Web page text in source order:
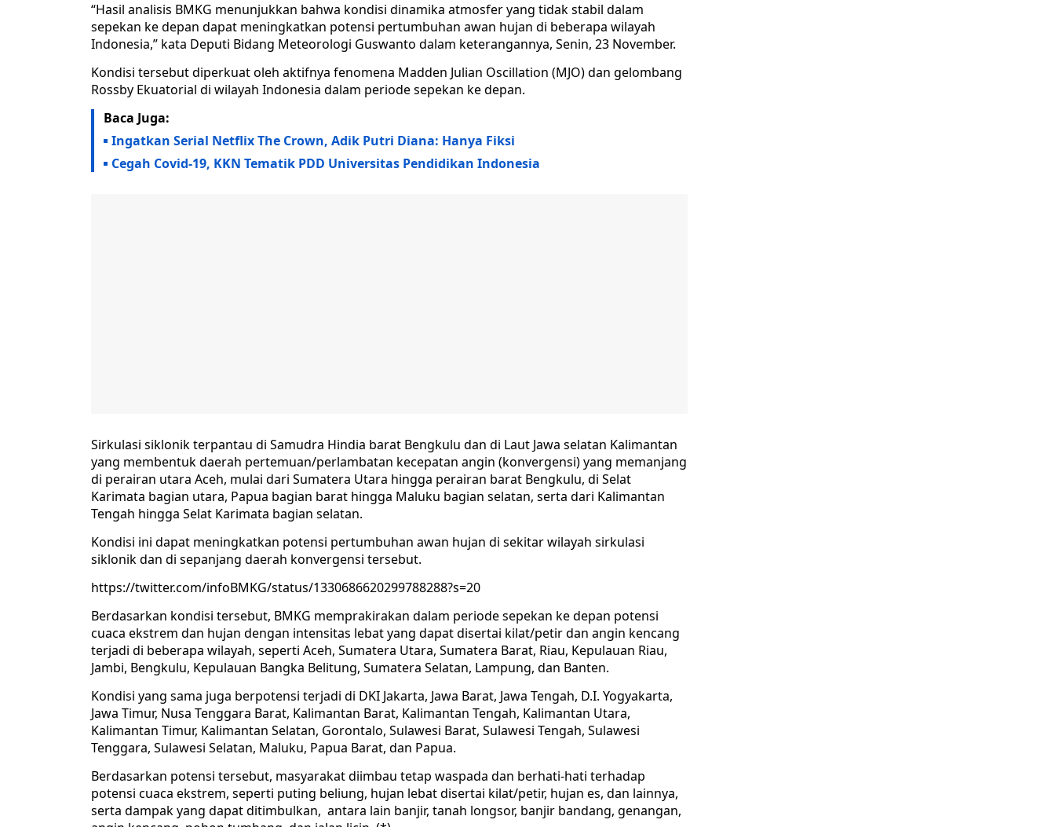
“Hasil analisis BMKG menunjukkan bahwa kondisi dinamika atmosfer yang tidak stabil dalam
sepekan ke depan dapat meningkatkan potensi pertumbuhan awan hujan di beberapa wilayah
Indonesia,” kata Deputi Bidang Meteorologi Guswanto dalam keterangannya, Senin, 23 November.
Kondisi tersebut diperkuat oleh aktifnya fenomena Madden Julian Oscillation (MJO) dan gelombang
Rossby Ekuatorial di wilayah Indonesia dalam periode sepekan ke depan.
Baca Juga:
Ingatkan Serial Netflix The Crown, Adik Putri Diana: Hanya Fiksi
Cegah Covid-19, KKN Tematik PDD Universitas Pendidikan Indonesia
Sirkulasi siklonik terpantau di Samudra Hindia barat Bengkulu dan di Laut Jawa selatan Kalimantan
yang membentuk daerah pertemuan/perlambatan kecepatan angin (konvergensi) yang memanjang
di perairan utara Aceh, mulai dari Sumatera Utara hingga perairan barat Bengkulu, di Selat
Karimata bagian utara, Papua bagian barat hingga Maluku bagian selatan, serta dari Kalimantan
Tengah hingga Selat Karimata bagian selatan.
Kondisi ini dapat meningkatkan potensi pertumbuhan awan hujan di sekitar wilayah sirkulasi
siklonik dan di sepanjang daerah konvergensi tersebut.
https://twitter.com/infoBMKG/status/1330686620299788288?s=20
Berdasarkan kondisi tersebut, BMKG memprakirakan dalam periode sepekan ke depan potensi
cuaca ekstrem dan hujan dengan intensitas lebat yang dapat disertai kilat/petir dan angin kencang
terjadi di beberapa wilayah, seperti Aceh, Sumatera Utara, Sumatera Barat, Riau, Kepulauan Riau,
Jambi, Bengkulu, Kepulauan Bangka Belitung, Sumatera Selatan, Lampung, dan Banten.
Kondisi yang sama juga berpotensi terjadi di DKI Jakarta, Jawa Barat, Jawa Tengah, D.I. Yogyakarta,
Jawa Timur, Nusa Tenggara Barat, Kalimantan Barat, Kalimantan Tengah, Kalimantan Utara,
Kalimantan Timur, Kalimantan Selatan, Gorontalo, Sulawesi Barat, Sulawesi Tengah, Sulawesi
Tenggara, Sulawesi Selatan, Maluku, Papua Barat, dan Papua.
Berdasarkan potensi tersebut, masyarakat diimbau tetap waspada dan berhati-hati terhadap
potensi cuaca ekstrem, seperti puting beliung, hujan lebat disertai kilat/petir, hujan es, dan lainnya,
serta dampak yang dapat ditimbulkan, antara lain banjir, tanah longsor, banjir bandang, genangan,